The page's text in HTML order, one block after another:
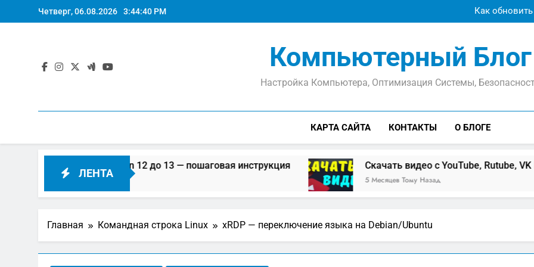
к
Четверг, 06.08.2026 3:44:41 PM
Как
Скачать видео с YouTube,
Как
Скачать видео с YouTube,
Как подписать файл
Компьютерный Блог
Настройка Компьютера, Оптимизация Системы,
КАРТА САЙТА КОНТАКТЫ О БЛОГЕ
ЛЕНТА
Как обновить Debian 12 до 13 — пошаговая инструкция
5 Месяцев Тому Назад
Скачать видео с YouTube, Rutube, VK Видео,
5 Месяцев Тому Назад
Главная Командная строка Linux xRDP — переключение языка на Debian/Ubuntu